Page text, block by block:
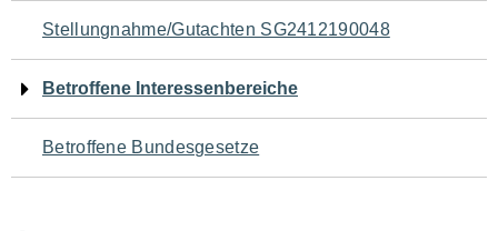
Navigation
für
den
Seiteninhalt
Stellungnahme/Gutachten SG2412190048
Betroffene Interessenbereiche
Betroffene Bundesgesetze